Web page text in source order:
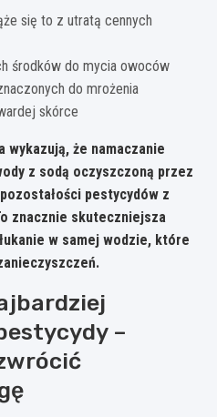
się to z utratą cennych
środków do mycia owoców
do mrożenia
skórce
wykazują, że namaczanie
z sodą oczyszczoną przez
pestycydów z
znacznie skuteczniejsza
w samej wodzie, które
–